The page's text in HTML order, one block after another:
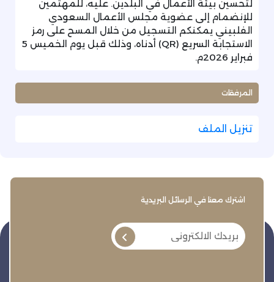
لتحسين بيئة الأعمال في البلدين. عليه، للمهتمين
للإنضمام إلى عضوية مجلس الأعمال السعودي
الفلبيني يمكنكم التسجيل من خلال المسح على رمز
الاستجابة السريع (QR) أدناه، وذلك قبل يوم الخميس 5
فبراير 2026م.
المرفقات
تنزيل الملف
اشترك معنا في الرسائل البريدية